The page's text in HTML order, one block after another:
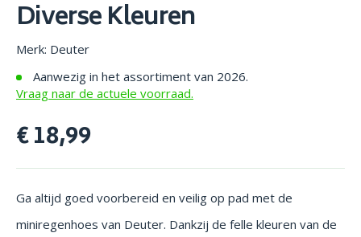
Diverse Kleuren
Merk: Deuter
Aanwezig in het assortiment van 2026.
Vraag naar de actuele voorraad.
€ 18,99
Ga altijd goed voorbereid en veilig op pad met de
miniregenhoes van Deuter. Dankzij de felle kleuren van de